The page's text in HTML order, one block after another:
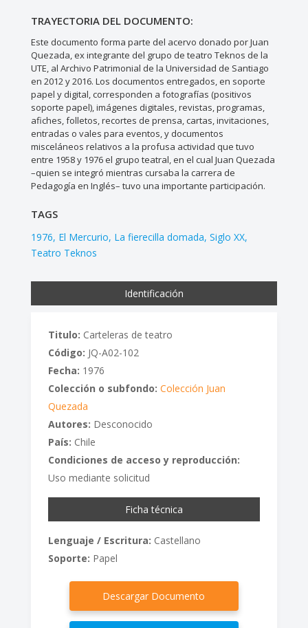
TRAYECTORIA DEL DOCUMENTO:
Este documento forma parte del acervo donado por Juan
Quezada, ex integrante del grupo de teatro Teknos de la
UTE, al Archivo Patrimonial de la Universidad de Santiago
en 2012 y 2016. Los documentos entregados, en soporte
papel y digital, corresponden a fotografías (positivos
soporte papel), imágenes digitales, revistas, programas,
afiches, folletos, recortes de prensa, cartas, invitaciones,
entradas o vales para eventos, y documentos
misceláneos relativos a la profusa actividad que tuvo
entre 1958 y 1976 el grupo teatral, en el cual Juan Quezada
–quien se integró mientras cursaba la carrera de
Pedagogía en Inglés– tuvo una importante participación.
TAGS
1976 El Mercurio La fierecilla domada Siglo XX
Teatro Teknos
Identificación
Titulo: Carteleras de teatro
Código: JQ-A02-102
Fecha: 1976
Colección o subfondo: Colección Juan
Quezada
Autores: Desconocido
País: Chile
Condiciones de acceso y reproducción:
Uso mediante solicitud
Ficha técnica
Lenguaje / Escritura: Castellano
Soporte: Papel
Descargar Documento